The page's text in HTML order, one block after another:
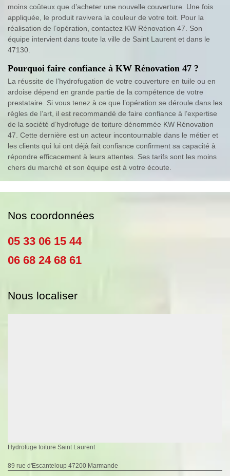
moins coûteux que d’acheter une nouvelle couverture. Une fois
appliquée, le produit ravivera la couleur de votre toit. Pour la
réalisation de l’opération, contactez KW Rénovation 47. Son
équipe intervient dans toute la ville de Saint Laurent et dans le
47130.
Pourquoi faire confiance à KW Rénovation 47 ?
La réussite de l’hydrofugation de votre couverture en tuile ou en
ardoise dépend en grande partie de la compétence de votre
prestataire. Si vous tenez à ce que l’opération se déroule dans les
règles de l’art, il est recommandé de faire confiance à l’expertise
de la société d’hydrofuge de toiture dénommée KW Rénovation
47. Cette dernière est un acteur incontournable dans le métier et
les clients qui lui ont déjà fait confiance confirment sa capacité à
répondre efficacement à leurs attentes. Ses tarifs sont les moins
chers du marché et son équipe est à votre écoute.
Nos coordonnées
05 33 06 15 44
06 68 24 68 61
Nous localiser
Hydrofuge toiture Saint Laurent
89 rue d'Escanteloup 47200 Marmande